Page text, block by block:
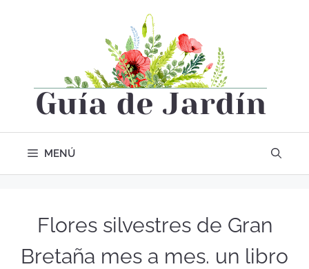
MENÚ
Flores silvestres de Gran
Bretaña mes a mes. un libro